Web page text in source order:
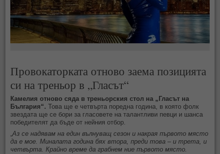
Провокаторката отново заема позицията
си на треньор в „Гласът“
Камелия отново сяда в треньорския стол на „Гласът на
България“. Това ще е четвърта поредна година, в която фолк
звездата ще се бори за гласовете на талантливи певци и шанса
победителят да бъде от нейния отбор.
„Аз се надявам на един вълнуващ сезон и накрая първото място
да е мое. Миналата година бях втора, преди това – и трета, и
четвърта. Крайно време да грабнем ние първото място.